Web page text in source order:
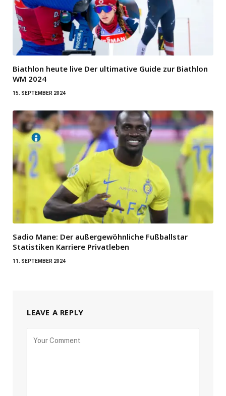
Biathlon heute live Der ultimative Guide zur Biathlon
WM 2024
15. SEPTEMBER 2024
Sadio Mane: Der außergewöhnliche Fußballstar
Statistiken Karriere Privatleben
11. SEPTEMBER 2024
LEAVE A REPLY